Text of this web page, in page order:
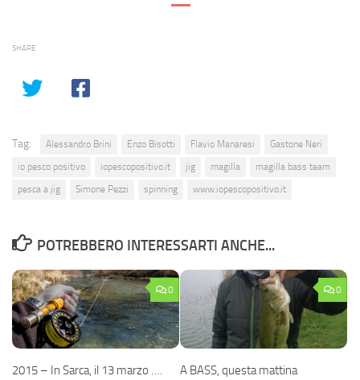
SHARE
Tag: Alessandro Brini Enzo Bisotti Flavio Manaresi
Gastone Neri
io pesco positivo
iopescopositivo.it jig magilla
magilla bass team
pesca a jig
Simone Pezzi spinning www.iopescopositivo.it
POTREBBERO INTERESSARTI ANCHE...
0
2015 – In Sarca, il 13 marzo ….
0
A BASS, questa mattina